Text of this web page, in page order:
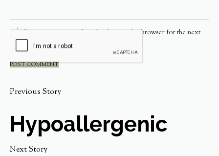
Save my name, email, and website in this browser for the next
time I comment.
Previous Story
Hypoallergenic
Next Story